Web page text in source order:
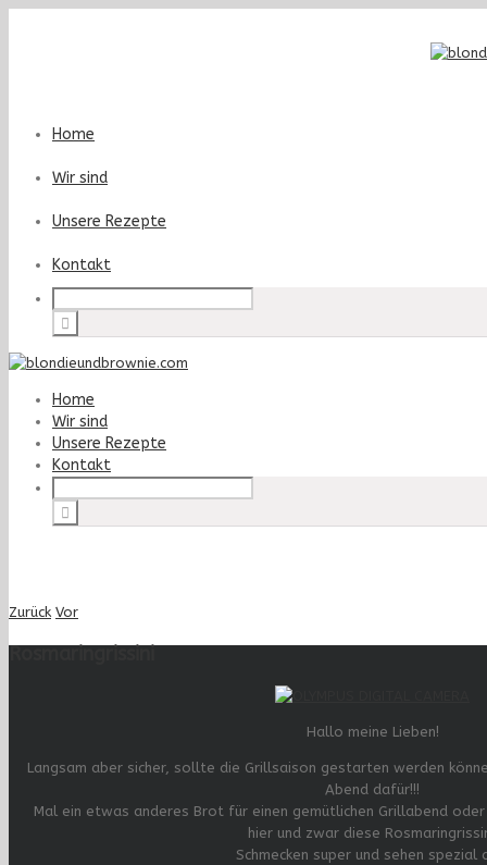
Home
Wir sind
Unsere Rezepte
Kontakt
Home
Wir sind
Unsere Rezepte
Kontakt
Zurück Vor
Hallo meine Lieben!
Langsam aber sicher, sollte die Grillsaison gestarten werden
Abend dafür!!!
Mal ein etwas anderes Brot für einen gemütlichen Grillabend oder
hier und zwar diese
Schmecken super und sehen spezial